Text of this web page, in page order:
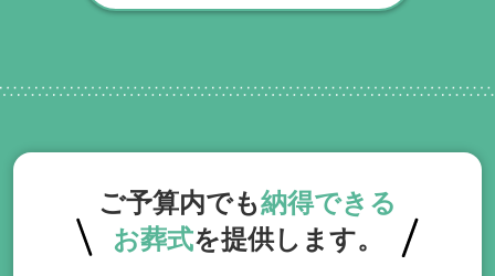
くまでの期間、回数の制限なく、当社の専
ご予算内でも納得できる
お葬式を提供します。